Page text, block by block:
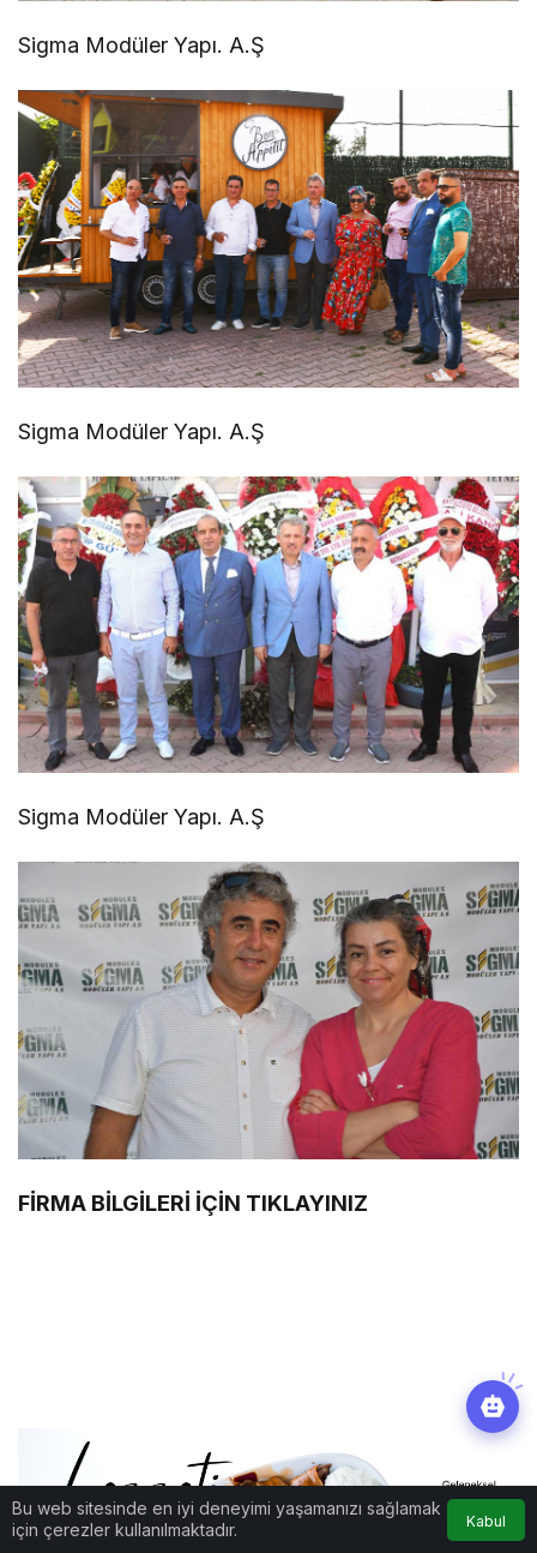
Sigma Modüler Yapı. A.Ş
Sigma Modüler Yapı. A.Ş
Sigma Modüler Yapı. A.Ş
FİRMA BİLGİLERİ İÇİN TIKLAYINIZ
Bu web sitesinde en iyi deneyimi yaşamanızı sağlamak
için çerezler kullanılmaktadır.
Kabul